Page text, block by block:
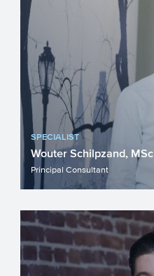
SPECIALIST
Wouter Schilpzand, MSc
Principal Consultant